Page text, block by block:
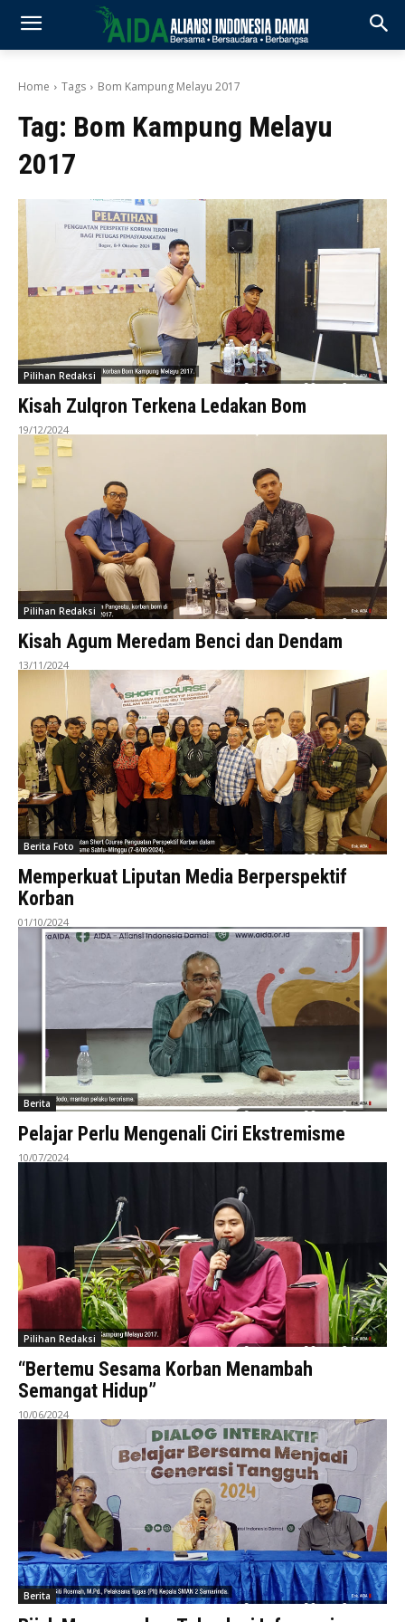
Home Tags Bom Kampung Melayu 2017
Tag: Bom Kampung Melayu
2017
Pilihan Redaksi
Kisah Zulqron Terkena Ledakan Bom
19/12/2024
Pilihan Redaksi
Kisah Agum Meredam Benci dan Dendam
13/11/2024
Berita Foto
Memperkuat Liputan Media Berperspektif
Korban
01/10/2024
Berita
Pelajar Perlu Mengenali Ciri Ekstremisme
10/07/2024
Pilihan Redaksi
“Bertemu Sesama Korban Menambah
Semangat Hidup”
10/06/2024
Berita